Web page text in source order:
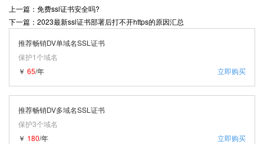
上一篇：免费ssl证书安全吗?
下一篇：2023最新ssl证书部署后打不开https的原因汇总
推荐畅销DV单域名SSL证书
保护1个域名
立即购买
￥ 65/年
推荐畅销DV多域名SSL证书
保护3个域名
立即购买
￥ 180/年